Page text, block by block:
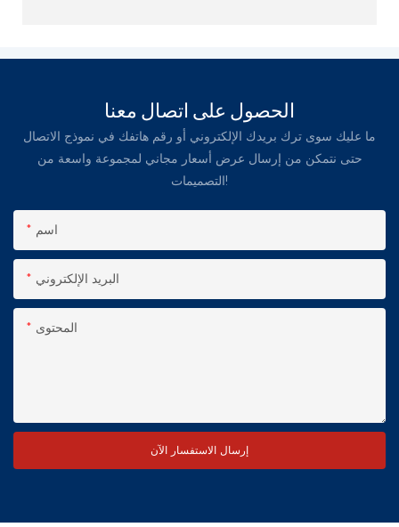
الحصول على اتصال معنا
ما عليك سوى ترك بريدك الإلكتروني أو رقم هاتفك في نموذج الاتصال
حتى نتمكن من إرسال عرض أسعار مجاني لمجموعة واسعة من
التصميمات!
اسم
البريد الإلكتروني
المحتوى
إرسال الاستفسار الآن